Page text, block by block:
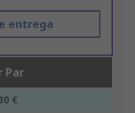
entrega
Par
€